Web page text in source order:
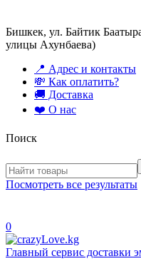
Бишкек, ул. Байтик
улицы Ахунбаева)
📍 Адрес и контакты
💸 Как оплатить?
🚚 Доставка
❤️ О нас
Поиск
Посмотреть все результаты
0
Главный сервис доставки